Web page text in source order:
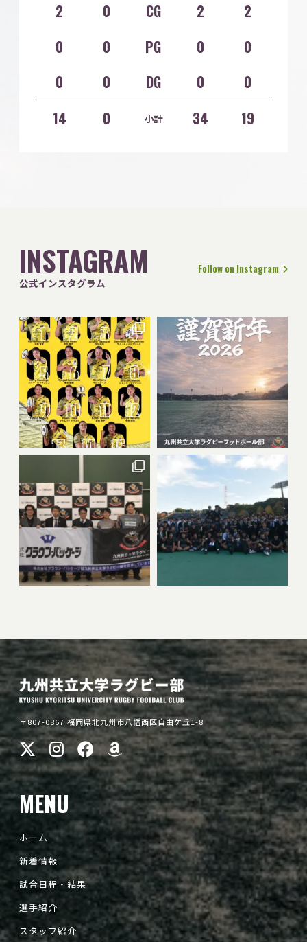
2
0 CG 2
2
0
0 PG 0
0
0
0 DG 0
0
14
0 小計 34 19
INSTAGRAM
公式インスタグラム
Follow on Instagram
〒807-0867 福岡県北九州市八幡西区自由ケ丘1-8
MENU
ホーム
新着情報
試合日程・結果
選手紹介
スタッフ紹介